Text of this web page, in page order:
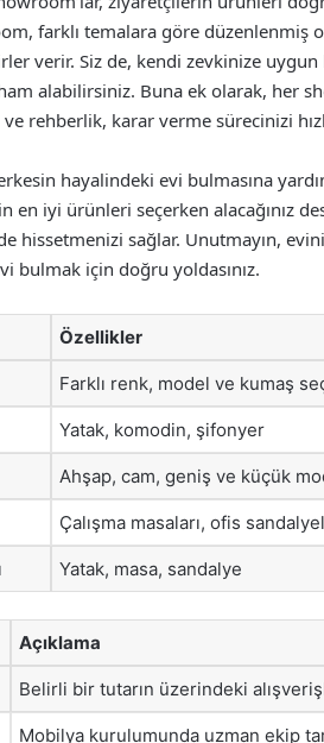
farklı temalara göre düzenlenmiş
verir. Siz de, kendi zevkinize
alabilirsiniz. Buna ek olarak, her
rehberlik, karar verme sürecinizi
hayalindeki evi bulmasına
en iyi ürünleri seçerken alacağınız
hissetmenizi sağlar. Unutmayın,
bulmak için doğru yoldasınız.
Özellikler
Farklı renk, model ve kumaş
Yatak, komodin, şifonyer
Ahşap, cam, geniş ve küçük
Çalışma masaları, ofis
Yatak, masa, sandalye
Açıklama
Belirli bir tutarın üzerindeki
Mobilya kurulumunda uzman ekip